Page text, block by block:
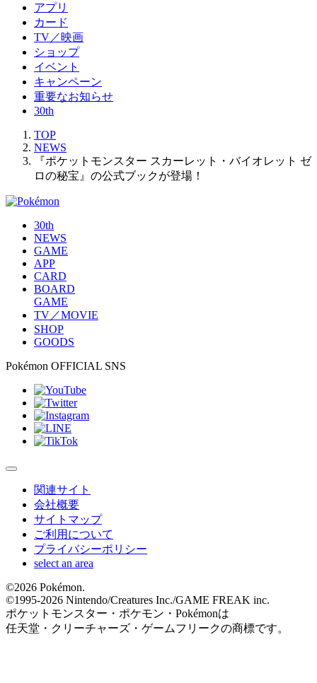
アプリ
カード
TV／映画
ショップ
イベント
キャンペーン
重要なお知らせ
30th
TOP
NEWS
『ポケットモンスター スカーレット・バイオレット ゼ
ロの秘宝』の公式ブックが登場！
30th
NEWS
GAME
APP
CARD
BOARD
GAME
TV／MOVIE
SHOP
GOODS
Pokémon OFFICIAL SNS
関連サイト
会社概要
サイトマップ
ご利用について
プライバシーポリシー
select an area
©2026 Pokémon.
©1995-2026 Nintendo/Creatures Inc./GAME FREAK inc.
ポケットモンスター・ポケモン・Pokémonは
任天堂・クリーチャーズ・ゲームフリークの商標です。